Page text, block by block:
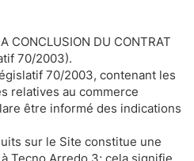
CONCLUSION DU CONTRAT
70/2003).
70/2003, contenant les
relatives au commerce
être informé des indications
sur le Site constitue une